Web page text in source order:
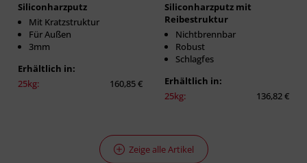
Siliconharzputz
Mit Kratzstruktur
Für Außen
3mm
Erhältlich in:
25kg:
160,85 €
Siliconharzputz mit
Reibestruktur
Nichtbrennbar
Robust
Schlagfes
Erhältlich in:
25kg:
136,82 €
Zeige alle Artikel